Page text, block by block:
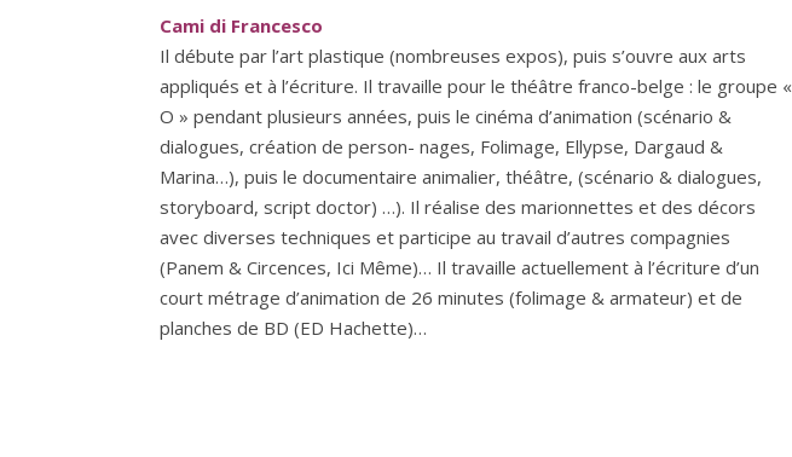
Cami di Francesco
Il débute par l’art plastique (nombreuses expos), puis s’ouvre aux arts
appliqués et à l’écriture. Il travaille pour le théâtre franco-belge : le groupe «
O » pendant plusieurs années, puis le cinéma d’animation (scénario &
dialogues, création de person- nages, Folimage, Ellypse, Dargaud &
Marina…), puis le documentaire animalier, théâtre, (scénario & dialogues,
storyboard, script doctor) …). Il réalise des marionnettes et des décors
avec diverses techniques et participe au travail d’autres compagnies
(Panem & Circences, Ici Même)… Il travaille actuellement à l’écriture d’un
court métrage d’animation de 26 minutes (folimage & armateur) et de
planches de BD (ED Hachette)…